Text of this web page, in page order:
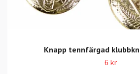
Knapp tennfärgad
6 kr